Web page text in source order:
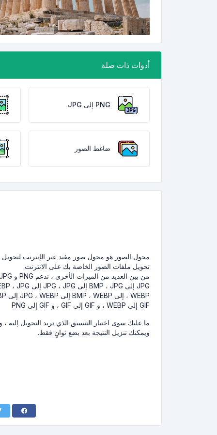
أدوات ذات صلة
PNG إلى JPG
ضاغط الصور
محول الصور هو محول صور مفيد عبر الإنترنت لتحويل
تحويل ملفات الصور الخاصة بك على الانترنت.
من بين العديد من الميزات الأخرى ، ندعم PNG و JPG و GIF و WEBP:
GIF إلى WEBP ، و GIF إلى GIF ، و GIF إلى PNG
ما عليك سوى اختيار التنسيق الذي تريد التحويل
ويمكنك تنزيل النتيجة بعد بضع ثوانٍ فقط.